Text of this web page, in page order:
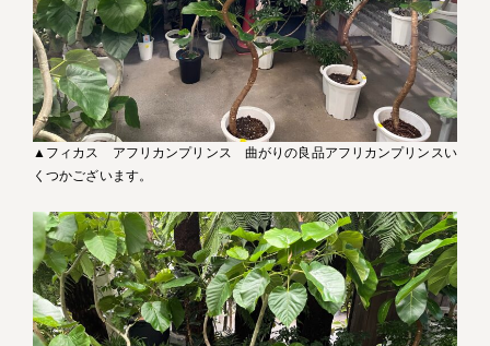
▲フィカス アフリカンプリンス 曲がりの良品アフリカンプリンスい
くつかございます。